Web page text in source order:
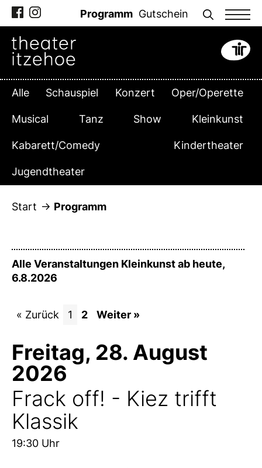
Zum
Inhalt
springen
Programm Gutschein
Alle Schauspiel Konzert Oper/Operette
Musical Tanz Show Kleinkunst
Kabarett/Comedy Kindertheater
Jugendtheater
Start Programm
Alle Veranstaltungen Kleinkunst ab heute,
6.8.2026
« Zurück 1 2 Weiter »
Freitag, 28. August
2026
Frack off! - Kiez trifft
Klassik
19:30 Uhr